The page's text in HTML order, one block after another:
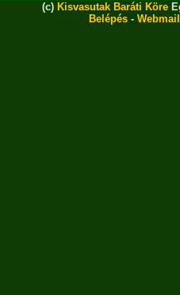
(c) Kisvasutak Baráti Köre
Belépés - Webmail